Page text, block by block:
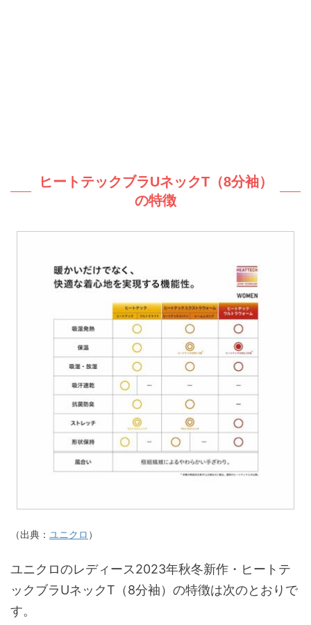
ヒートテックブラUネックT（8分袖）
の特徴
（出典： ユニクロ ）
ユニクロのレディース2023年秋冬新作・ヒートテ
ックブラUネックT（8分袖）の特徴は次のとおりで
す。